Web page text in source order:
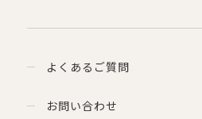
よくあるご質問
お問い合わせ